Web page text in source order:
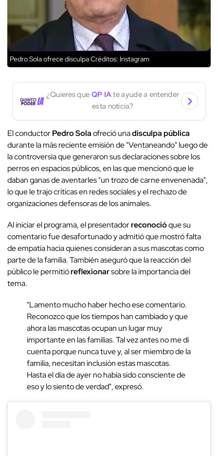
Pedro Sola ofrece disculpaCréditos: Instagram
¿Quieres que QP IAte ayude a entender
esta noticia?
El conductorPedro Solaofreció unadisculpa pública
durante la más reciente emisión de "Ventaneando" luego de
la controversia que generaron sus declaraciones sobre los
perros en espacios públicos, en las que mencionó que le
daban ganas de aventarles "un trozo de carne envenenada",
lo que le trajo críticas en redes sociales y el rechazo de
organizaciones defensoras de los animales.
Al iniciar el programa, el presentadorreconocióque su
comentario fue desafortunado y admitió que mostró falta
de empatía hacia quienes consideran a sus mascotas como
parte de la familia. También aseguró que la reacción del
público le permitióreflexionarsobre la importancia del
tema.
"Lamento mucho haber hecho ese comentario.
Reconozco que los tiempos han cambiado y que
ahora las mascotas ocupan un lugar muy
importante en las familias. Tal vez antes no me di
cuenta porque nunca tuve y, al ser miembro de la
familia, necesitan inclusión estas mascotas.
Hasta el día de ayer no había sido consciente de
eso y lo siento de verdad", expresó.